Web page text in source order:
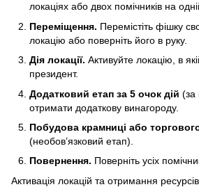
локаціях або двох помічників на
Переміщення. Перемістіть фішку
локацію або поверніть його в руку.
Дія локації. Активуйте локацію, в
президент.
Додатковий етап за 5 очок дій (за
отримати додаткову винагороду.
Побудова крамниці або
(необов’язковий етап).
Повернення. Поверніть усіх
Активація локацій та отримання